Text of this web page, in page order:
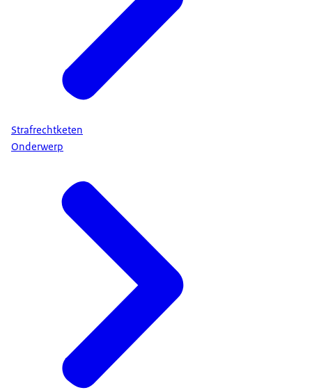
Strafrechtketen
Onderwerp